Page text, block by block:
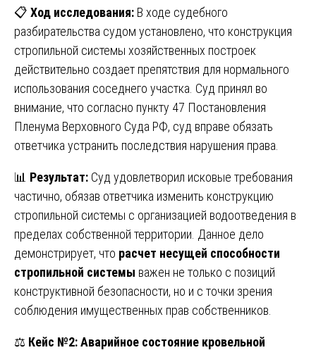
📋 Ход исследования: В ходе судебного
разбирательства судом установлено, что конструкция
стропильной системы хозяйственных построек
действительно создает препятствия для нормального
использования соседнего участка. Суд принял во
внимание, что согласно пункту 47 Постановления
Пленума Верховного Суда РФ, суд вправе обязать
ответчика устранить последствия нарушения права.
📊 Результат: Суд удовлетворил исковые требования
частично, обязав ответчика изменить конструкцию
стропильной системы с организацией водоотведения в
пределах собственной территории. Данное дело
демонстрирует, что расчет несущей способности
стропильной системы важен не только с позиций
конструктивной безопасности, но и с точки зрения
соблюдения имущественных прав собственников.
⚖️ Кейс №2: Аварийное состояние кровельной